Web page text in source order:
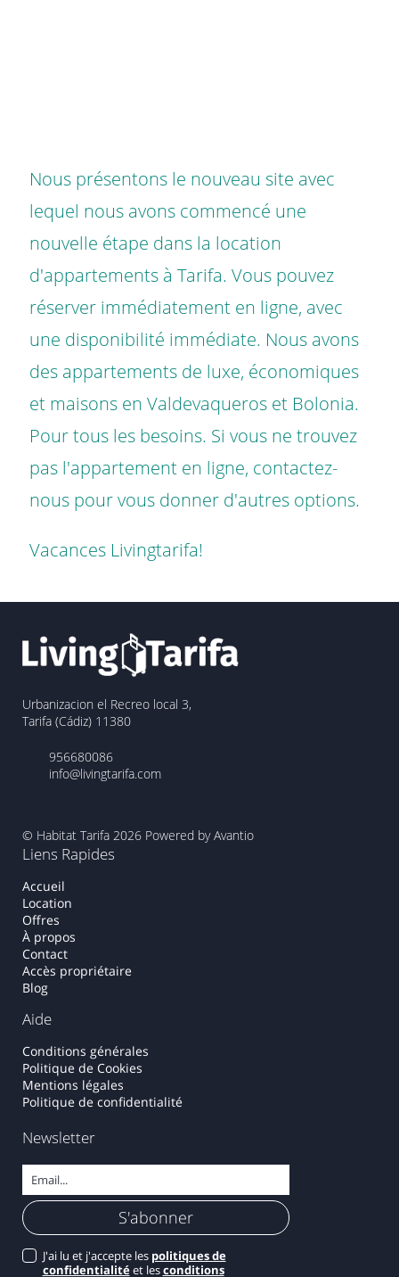
Nous présentons le nouveau site avec
lequel nous avons commencé une
nouvelle étape dans la location
d'appartements à Tarifa. Vous pouvez
réserver immédiatement en ligne, avec
une disponibilité immédiate. Nous avons
des appartements de luxe, économiques
et maisons en Valdevaqueros et Bolonia.
Pour tous les besoins. Si vous ne trouvez
pas l'appartement en ligne, contactez-
nous pour vous donner d'autres options.
Vacances Livingtarifa!
Urbanizacion el Recreo local 3,
Tarifa (Cádiz) 11380
956680086
info@livingtarifa.com
© Habitat Tarifa 2026 Powered by Avantio
Liens Rapides
Accueil
Location
Offres
À propos
Contact
Accès propriétaire
Blog
Aide
Conditions générales
Politique de Cookies
Mentions légales
Politique de confidentialité
Newsletter
J'ai lu et j'accepte les politiques de
confidentialitéet lesconditions